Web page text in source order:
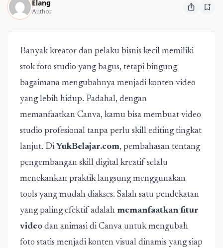
Elang
Author ios_share bookmark_add
Banyak kreator dan pelaku bisnis kecil memiliki
stok foto studio yang bagus, tetapi bingung
bagaimana mengubahnya menjadi konten video
yang lebih hidup. Padahal, dengan
memanfaatkan Canva, kamu bisa membuat video
studio profesional tanpa perlu skill editing tingkat
lanjut. Di YukBelajar.com, pembahasan tentang
pengembangan skill digital kreatif selalu
menekankan praktik langsung menggunakan
tools yang mudah diakses. Salah satu pendekatan
yang paling efektif adalah memanfaatkan fitur
video dan animasi di Canva untuk mengubah
foto statis menjadi konten visual dinamis yang siap